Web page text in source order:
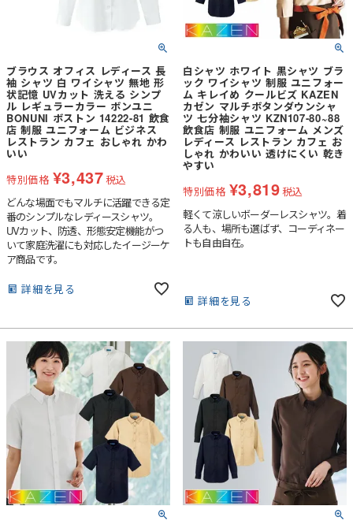
ブラウス オフィス レディース 長
袖 シャツ 白 ワイシャツ 無地 形
状記憶 UVカット 洗える シンプ
ル レギュラーカラー ボンユニ
BONUNI ボストン 14222-81 飲食
店 制服 ユニフォーム ビジネス
レストラン カフェ おしゃれ かわ
いい
特別価格 ¥3,437税込
どんな場面でもマルチに活躍できる定
番のシンプルなレディースシャツ。
UVカット、防透、形態安定機能がつ
いて家庭洗濯にも対応したイージーケ
ア商品です。
詳細を見る
白シャツ ホワイト 黒シャツ ブラ
ック ワイシャツ 制服 ユニフォー
ム キレイめ クールビズ KAZEN
カゼン マルチボタンダウンシャ
ツ 七分袖シャツ KZN107-80~88
飲食店 制服 ユニフォーム メンズ
レディース レストラン カフェ お
しゃれ かわいい 透けにくい 乾き
やすい
特別価格 ¥3,819税込
軽くて涼しいボーダーレスシャツ。着
る人も、場所も選ばず、コーディネー
トも自由自在。
詳細を見る